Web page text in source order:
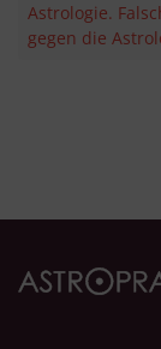
Astrologie.
gegen die